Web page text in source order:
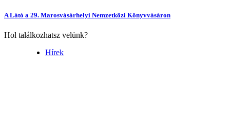
A Látó a 29. Marosvásárhelyi Nemzetközi Könyvvásáron
Hol találkozhatsz velünk?
Hírek